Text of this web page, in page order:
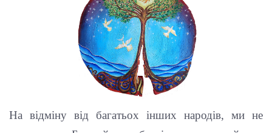
На відміну від багатьох інших народів, ми не